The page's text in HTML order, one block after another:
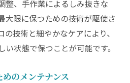
整、手作業によるしみ抜きな
大限に保つための技術が駆使さ
技術と細やかなケアにより、
状態で保つことが可能です。
のメンテナンス